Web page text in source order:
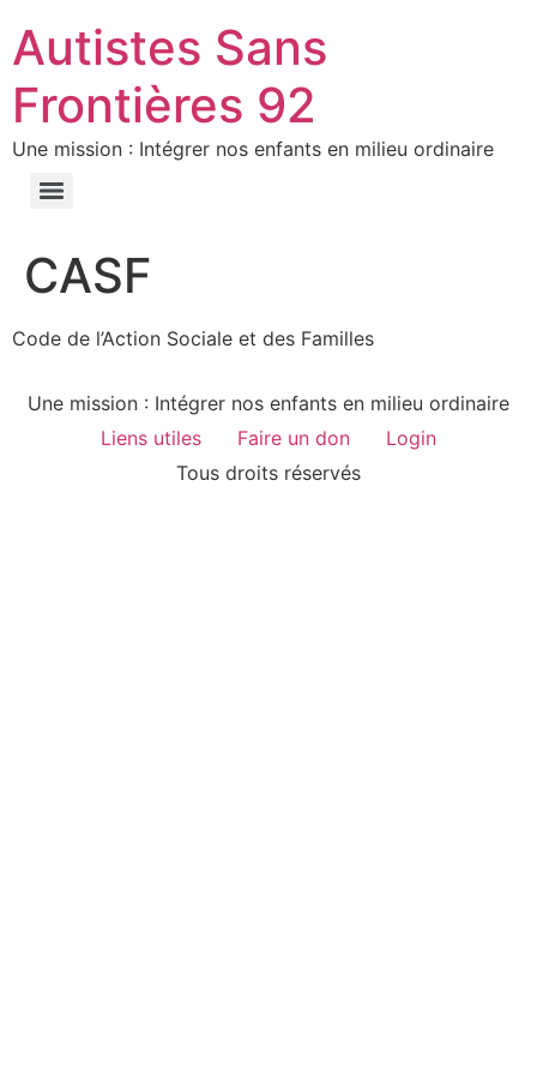
Autistes Sans
Frontières 92
Une mission : Intégrer nos enfants en milieu ordinaire
CASF
Code de l’Action Sociale et des Familles
Une mission : Intégrer nos enfants en milieu ordinaire
Liens utiles
Faire un don
Login
Tous droits réservés